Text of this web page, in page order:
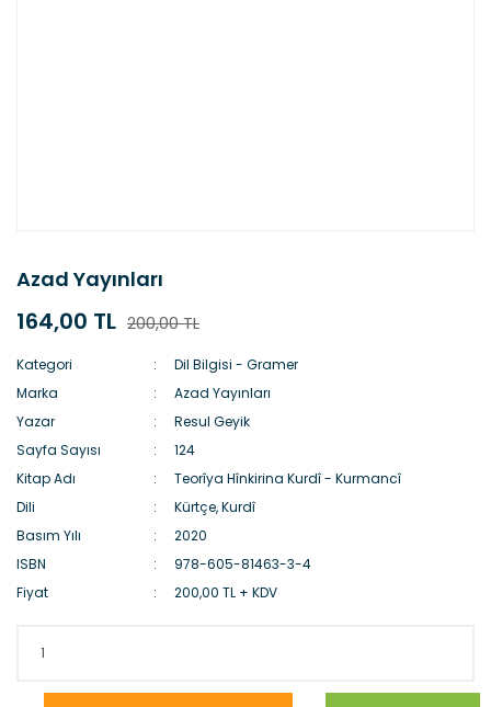
Azad Yayınları
164,00 TL 200,00 TL
Kategori
Dil Bilgisi - Gramer
Marka
Azad Yayınları
Yazar
Resul Geyik
Sayfa Sayısı
124
Kitap Adı
Teorîya Hînkirina Kurdî - Kurmancî
Dili
Kürtçe, Kurdî
Basım Yılı
2020
ISBN
978-605-81463-3-4
Fiyat
200,00 TL + KDV